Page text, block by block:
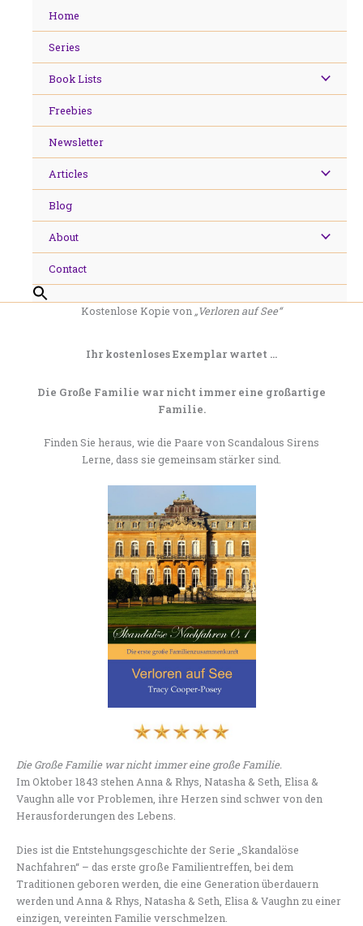
Home
Series
Book Lists
Freebies
Newsletter
Articles
Blog
About
Contact
Kostenlose Kopie von „Verloren auf See“
Ihr kostenloses Exemplar wartet …
Die Große Familie war nicht immer eine großartige
Familie.
Finden Sie heraus, wie die Paare von Scandalous Sirens
Lerne, dass sie gemeinsam stärker sind.
Die Große Familie war nicht immer eine große Familie.
Im Oktober 1843 stehen Anna & Rhys, Natasha & Seth, Elisa &
Vaughn alle vor Problemen, ihre Herzen sind schwer von den
Herausforderungen des Lebens.
Dies ist die Entstehungsgeschichte der Serie „Skandalöse
Nachfahren“ – das erste große Familientreffen, bei dem
Traditionen geboren werden, die eine Generation überdauern
werden und Anna & Rhys, Natasha & Seth, Elisa & Vaughn zu einer
einzigen, vereinten Familie verschmelzen.